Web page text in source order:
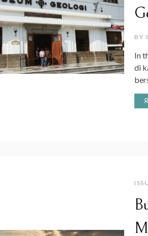
BY
In
di